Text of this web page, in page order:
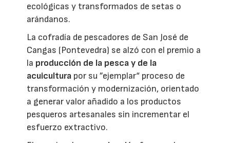
ecológicas y transformados de setas o
arándanos.
La cofradía de pescadores de San José de
Cangas (Pontevedra) se alzó con el premio a
la producción de la pesca y de la
acuicultura por su ”ejemplar“ proceso de
transformación y modernización, orientado
a generar valor añadido a los productos
pesqueros artesanales sin incrementar el
esfuerzo extractivo.